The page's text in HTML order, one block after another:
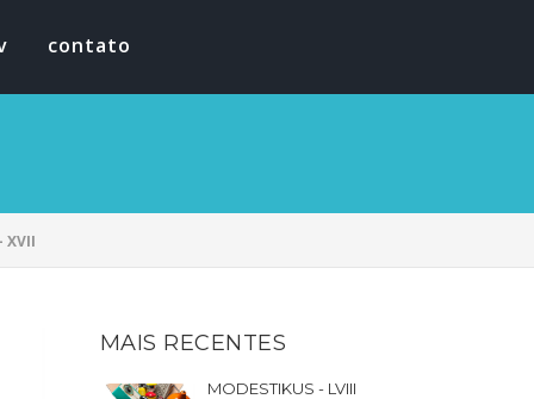
contato
XVII
MAIS RECENTES
MODESTIKUS - LVIII